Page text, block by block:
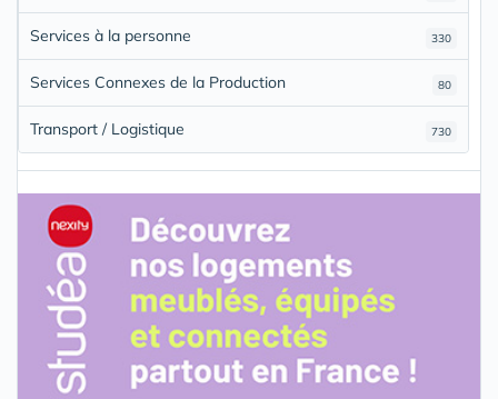
330
Services à la personne
80
Services Connexes de la Production
730
Transport / Logistique